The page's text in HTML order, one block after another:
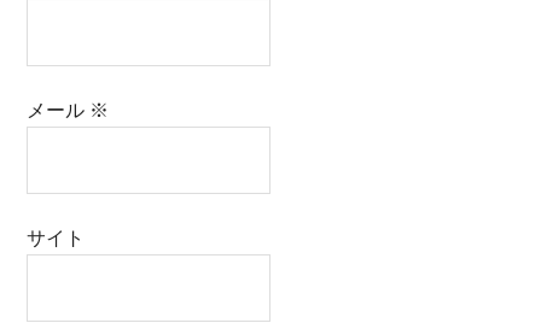
メール ※
サイト